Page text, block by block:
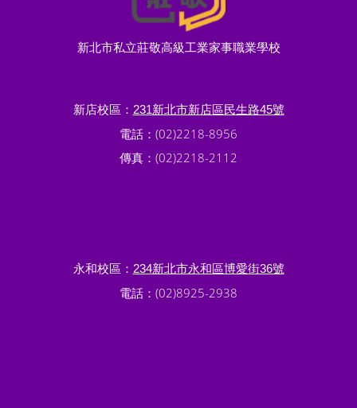
新北市私立莊敬高級工業家事職業學校
新店校區： 231新北市新店區民生路45號
電話：(02)2218-8956
傳真：(02)2218-2112
永和校區： 234新北市永和區博愛街36號
電話：(02)8925-2938